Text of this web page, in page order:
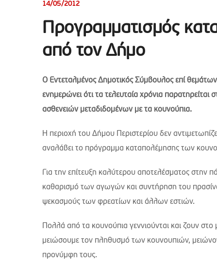
14/05/2012
Προγραμματισμός
από τον Δήμο
Ο Εντεταλμένος Δημοτικός Σύμβουλος επί
ενημερώνει ότι τα τελευταία χρόνια
ασθενειών μεταδιδομένων με τα κουνούπια.
Η περιοχή του Δήμου Περιστερίου δεν
αναλάβει το πρόγραμμα καταπολέμησης των
Για την επίτευξη καλύτερου αποτελέσματος
καθαρισμό των αγωγών και συντήρηση του
ψεκασμούς των φρεατίων και άλλων εστιών.
Πολλά από τα κουνούπια γεννιούνται και ζουν
μειώσουμε τον πληθυσμό των κουνουπιών,
προνύμφη τους.